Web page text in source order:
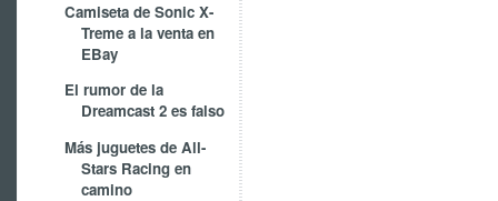
Camiseta de Sonic X-
Treme a la venta en
EBay
El rumor de la
Dreamcast 2 es falso
Más juguetes de All-
Stars Racing en
camino